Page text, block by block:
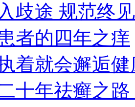
歧途 规范终
者的四年之痒
着就会邂逅健
十年祛癣之